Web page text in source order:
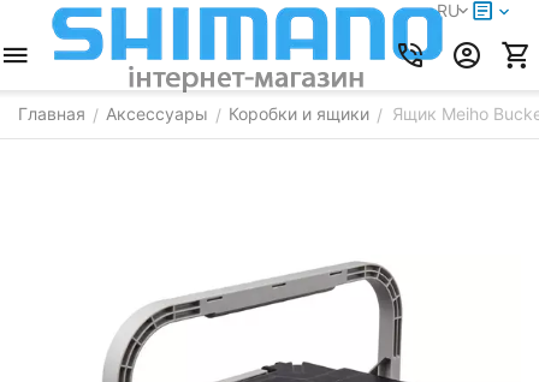
RU
Главная / Аксессуары / Коробки и ящики / Ящик Meiho